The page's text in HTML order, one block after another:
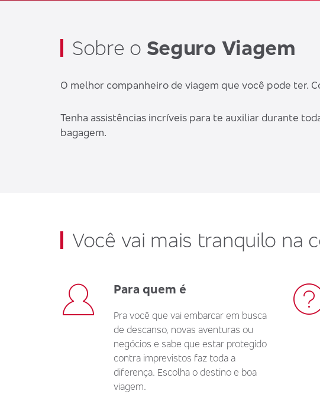
Sobre o Seguro Viagem
O melhor companheiro de viagem que você pode ter.
Tenha assistências incríveis para te auxiliar durante
bagagem.
Você vai mais tranquilo na
Para quem é
Pra você que vai embarcar em busca
de descanso, novas aventuras ou
negócios e sabe que estar protegido
contra imprevistos faz toda a
diferença. Escolha o destino e boa
viagem.